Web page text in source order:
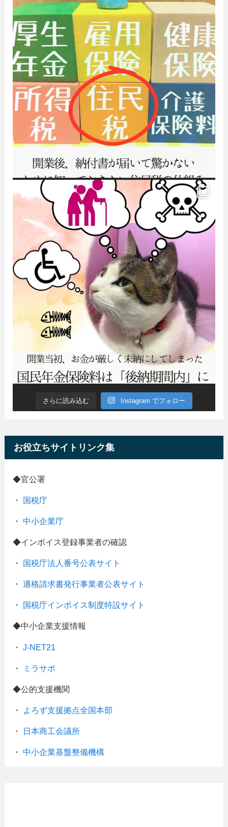
さらに読み込む Instagram でフォロー
お役立ちサイトリンク集
◆官公署
・ 国税庁
・ 中小企業庁
◆インボイス登録事業者の確認
・ 国税庁法人番号公表サイト
・ 適格請求書発行事業者公表サイト
・ 国税庁インボイス制度特設サイト
◆中小企業支援情報
・ J-NET21
・ ミラサポ
◆公的支援機関
・ よろず支援拠点全国本部
・ 日本商工会議所
・ 中小企業基盤整備機構